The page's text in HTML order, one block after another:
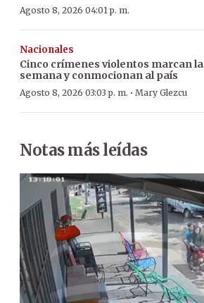
Agosto 8, 2026 04:01 p. m.
Nacionales
Cinco crímenes violentos marcan la
semana y conmocionan al país
Agosto 8, 2026 03:03 p. m. · Mary Glezcu
Notas más leídas